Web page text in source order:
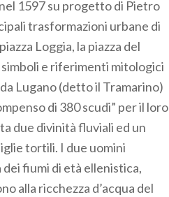
1597 su progetto di Pietro
trasformazioni urbane di
Loggia, la piazza del
e riferimenti mitologici
Lugano (detto il Tramarino)
di 380 scudi” per il loro
due divinità fluviali ed un
tortili. I due uomini
fiumi di età ellenistica,
alla ricchezza d’acqua del